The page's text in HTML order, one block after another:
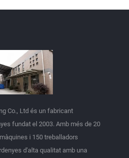
Co., Ltd és un fabricant
fundat el 2003. Amb més de 20
i 150 treballadors
d'alta qualitat amb una